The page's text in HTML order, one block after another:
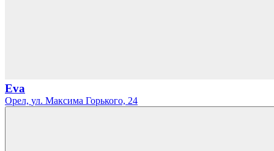
Eva
Орел, ул. Максима Горького, 24